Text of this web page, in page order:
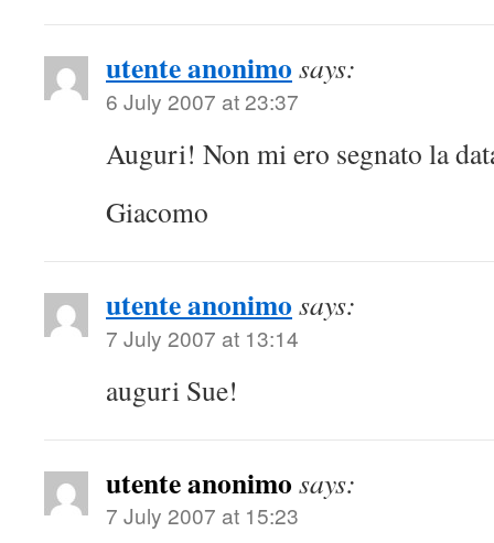
utente anonimo says:
6 July 2007 at 23:37
Auguri! Non mi ero segnato la
Giacomo
utente anonimo says:
7 July 2007 at 13:14
auguri Sue!
utente anonimo says:
7 July 2007 at 15:23